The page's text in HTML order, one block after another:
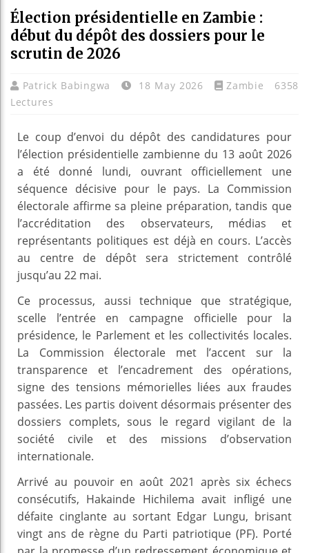
Élection présidentielle en Zambie :
début du dépôt des dossiers pour le
scrutin de 2026
Patrick Babingwa 18 May 2026 Zambie
6358
Lectures
Le coup d’envoi du dépôt des candidatures pour
l’élection présidentielle zambienne du 13 août 2026
a été donné lundi, ouvrant officiellement une
séquence décisive pour le pays. La Commission
électorale affirme sa pleine préparation, tandis que
l’accréditation des observateurs, médias et
représentants politiques est déjà en cours. L’accès
au centre de dépôt sera strictement contrôlé
jusqu’au 22 mai.
Ce processus, aussi technique que stratégique,
scelle l’entrée en campagne officielle pour la
présidence, le Parlement et les collectivités locales.
La Commission électorale met l’accent sur la
transparence et l’encadrement des opérations,
signe des tensions mémorielles liées aux fraudes
passées. Les partis doivent désormais présenter des
dossiers complets, sous le regard vigilant de la
société civile et des missions d’observation
internationale.
Arrivé au pouvoir en août 2021 après six échecs
consécutifs, Hakainde Hichilema avait infligé une
défaite cinglante au sortant Edgar Lungu, brisant
vingt ans de règne du Parti patriotique (PF). Porté